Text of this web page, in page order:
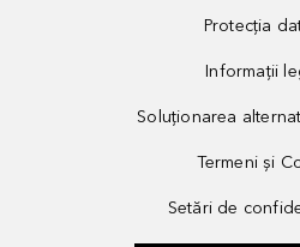
Protecția
Informații
Soluționarea
Termeni și
Setări de